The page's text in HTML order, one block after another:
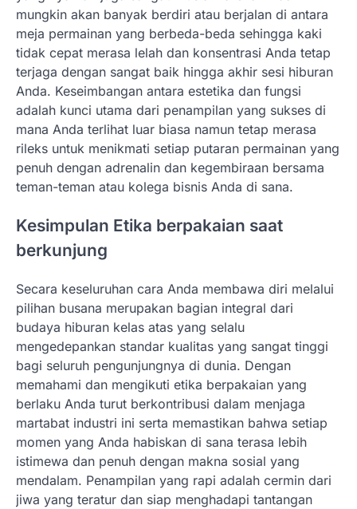
mungkin akan banyak berdiri atau berjalan di antara
meja permainan yang berbeda-beda sehingga kaki
tidak cepat merasa lelah dan konsentrasi Anda tetap
terjaga dengan sangat baik hingga akhir sesi hiburan
Anda. Keseimbangan antara estetika dan fungsi
adalah kunci utama dari penampilan yang sukses di
mana Anda terlihat luar biasa namun tetap merasa
rileks untuk menikmati setiap putaran permainan yang
penuh dengan adrenalin dan kegembiraan bersama
teman-teman atau kolega bisnis Anda di sana.
Kesimpulan Etika berpakaian saat
berkunjung
Secara keseluruhan cara Anda membawa diri melalui
pilihan busana merupakan bagian integral dari
budaya hiburan kelas atas yang selalu
mengedepankan standar kualitas yang sangat tinggi
bagi seluruh pengunjungnya di dunia. Dengan
memahami dan mengikuti etika berpakaian yang
berlaku Anda turut berkontribusi dalam menjaga
martabat industri ini serta memastikan bahwa setiap
momen yang Anda habiskan di sana terasa lebih
istimewa dan penuh dengan makna sosial yang
mendalam. Penampilan yang rapi adalah cermin dari
jiwa yang teratur dan siap menghadapi tantangan